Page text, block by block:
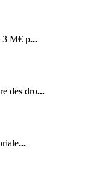
3 M€ p...
des dro...
...